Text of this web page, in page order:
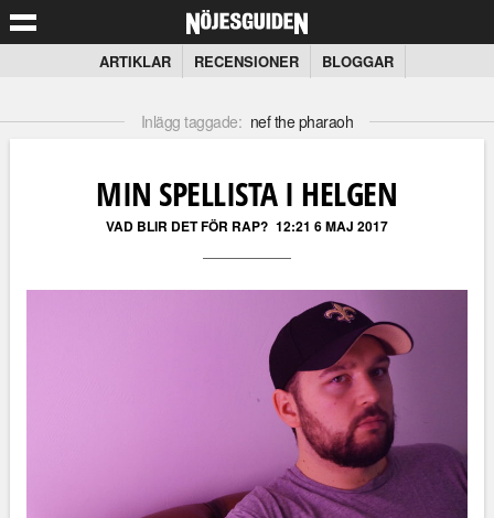
ARTIKLAR RECENSIONER BLOGGAR
Inlägg taggade: nef the pharaoh
MIN SPELLISTA I HELGEN
VAD BLIR DET FÖR RAP? 12:21 6 MAJ 2017